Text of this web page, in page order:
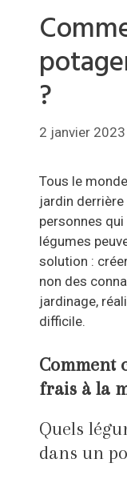
?
2 janvier 2023
Tous le
jardin
personnes
légumes
solution :
non des
jardinage,
difficile.
Comment
frais à la
Quels
dans un